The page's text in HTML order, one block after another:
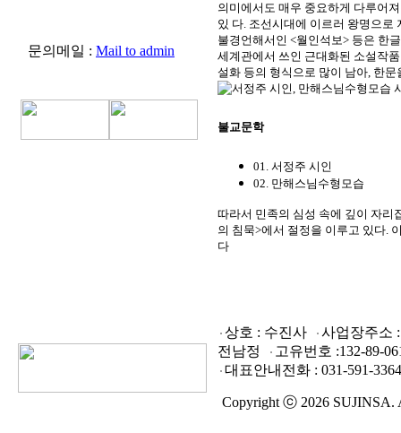
문의메일 : Mail to admin
의미에서도 매우 중요하게 다루어
있 다. 조선시대에 이르러 왕명으로
불경언해서인 <월인석보> 등은 한
세계관에서 쓰인 근대화된 소설작
설화 등의 형식으로 많이 남아, 한
불교문학
01. 서정주 시인
02. 만해스님수형모습
따라서 민족의 심성 속에 깊이 자리
의 침묵>에서 절정을 이루고 있다.
다
상호 : 수진사
사업장주소
전남정
고유번호 :132-89-
대표안내전화 : 031-591-
Copyright ⓒ 2026 SUJINSA.